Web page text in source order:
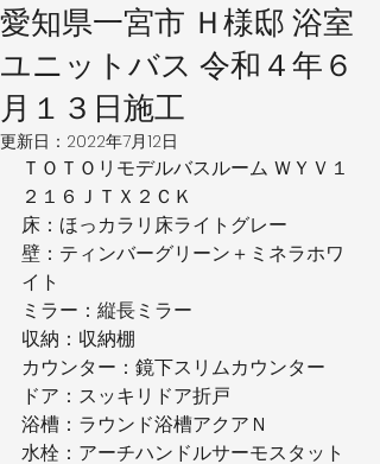
愛知県一宮市 Ｈ様邸 浴室
ユニットバス 令和４年６
月１３日施工
更新日： 2022年7月12日
ＴＯＴＯリモデルバスルーム ＷＹＶ１
２１６ＪＴＸ２ＣＫ
床：ほっカラリ床ライトグレー
壁：ティンバーグリーン＋ミネラホワ
イト
ミラー：縦長ミラー
収納：収納棚
カウンター：鏡下スリムカウンター
ドア：スッキリドア折戸
浴槽：ラウンド浴槽アクアＮ
水栓：アーチハンドルサーモスタット